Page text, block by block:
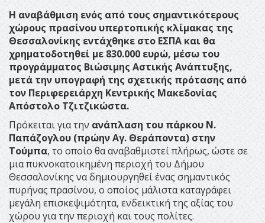
Η αναβάθμιση ενός από τους σημαντικότερους
χώρους πρασίνου υπερτοπικής κλίμακας της
Θεσσαλονίκης εντάχθηκε στο ΕΣΠΑ και θα
χρηματοδοτηθεί με 830.000 ευρώ, μέσω του
προγράμματος Βιώσιμης Αστικής Ανάπτυξης,
μετά την υπογραφή της σχετικής πρότασης από
τον Περιφερειάρχη Κεντρικής Μακεδονίας
Απόστολο Τζιτζικώστα.
Πρόκειται για την ανάπλαση του πάρκου Ν.
Παπάζογλου (πρώην Αγ. Θεράποντα) στην
Τούμπα, το οποίο θα αναβαθμιστεί πλήρως, ώστε σε
μια πυκνοκατοικημένη περιοχή του Δήμου
Θεσσαλονίκης να δημιουργηθεί ένας σημαντικός
πυρήνας πρασίνου, ο οποίος μάλιστα καταγράφει
μεγάλη επισκεψιμότητα, ενδεικτική της αξίας του
χώρου για την περιοχή και τους πολίτες.